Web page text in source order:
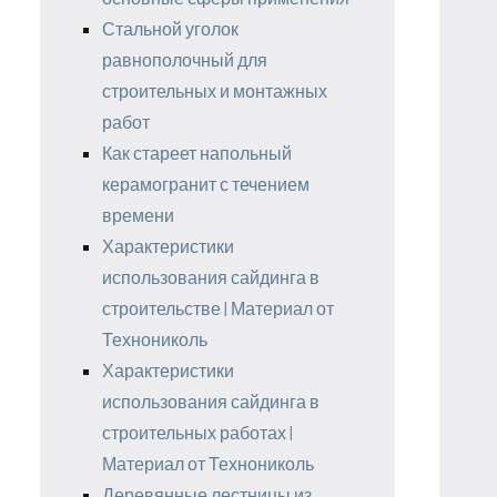
Стальной уголок
равнополочный для
строительных и монтажных
работ
Как стареет напольный
керамогранит с течением
времени
Характеристики
использования сайдинга в
строительстве | Материал от
Технониколь
Характеристики
использования сайдинга в
строительных работах |
Материал от Технониколь